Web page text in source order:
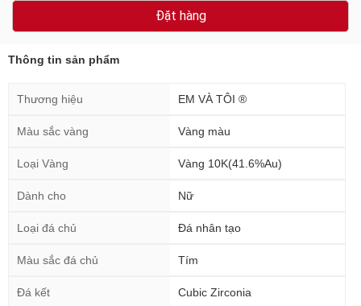
Đặt hàng
Thông tin sản phẩm
Thương hiệu EM VÀ TÔI ®
Màu sắc vàng Vàng màu
Loại Vàng Vàng 10K(41.6%Au)
Dành cho Nữ
Loại đá chủ Đá nhân tạo
Màu sắc đá chủ Tím
Đá kết Cubic Zirconia